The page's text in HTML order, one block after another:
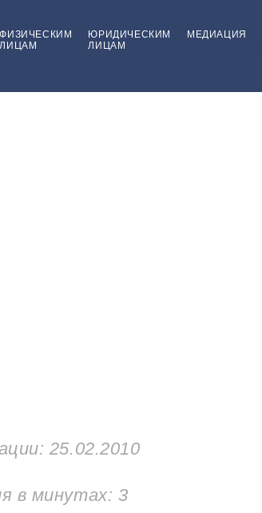
ФИЗИЧЕСКИМ
ЛИЦАМ
ЮРИДИЧЕСКИМ
ЛИЦАМ
МЕДИАЦИЯ
25.02.2010
в минутах: 3